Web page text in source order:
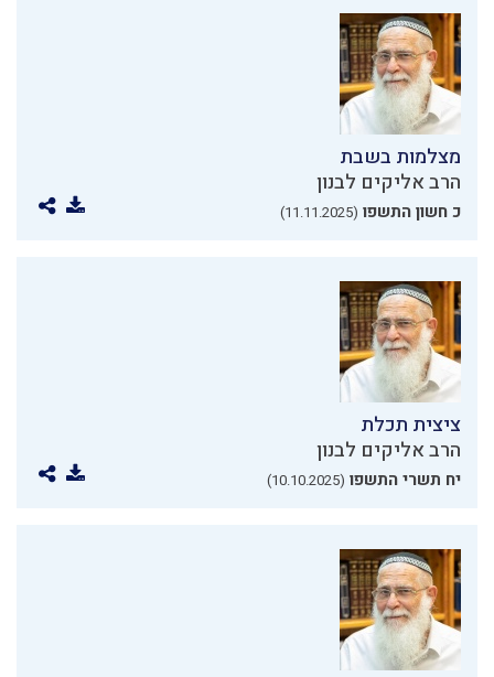
מצלמות בשבת
הרב אליקים לבנון
כ חשון התשפו (11.11.2025)
ציצית תכלת
הרב אליקים לבנון
יח תשרי התשפו (10.10.2025)